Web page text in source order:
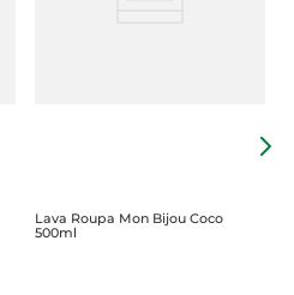
Lava Roupa Mon Bijou Coco
500ml